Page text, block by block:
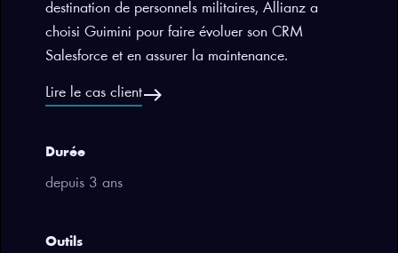
destination de personnels militaires, Allianz a
choisi Guimini pour faire évoluer son CRM
Salesforce et en assurer la maintenance.
Lire le cas clienteast
Durée
depuis 3 ans
Outils